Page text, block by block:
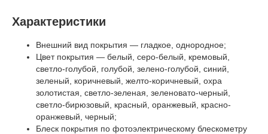
Характеристики
Внешний вид покрытия — гладкое, однородное;
Цвет покрытия — белый, серо-белый, кремовый,
светло-голубой, голубой, зелено-голубой, синий,
зеленый, коричневый, желто-коричневый, охра
золотистая, светло-зеленая, зеленовато-черный,
светло-бирюзовый, красный, оранжевый, красно-
оранжевый, черный;
Блеск покрытия по фотоэлектрическому блескометру